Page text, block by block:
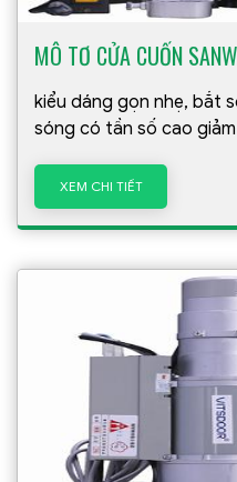
MÔ TƠ CỬA CUỐN
kiểu dáng gọn nhẹ, bắt
sóng có tần số cao
XEM CHI TIẾT